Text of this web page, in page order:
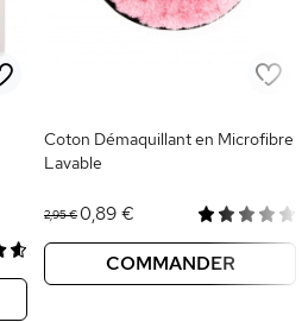
Coton Démaquillant en Microfibre
Lavable
2,95 €0,89 €
COMMANDER